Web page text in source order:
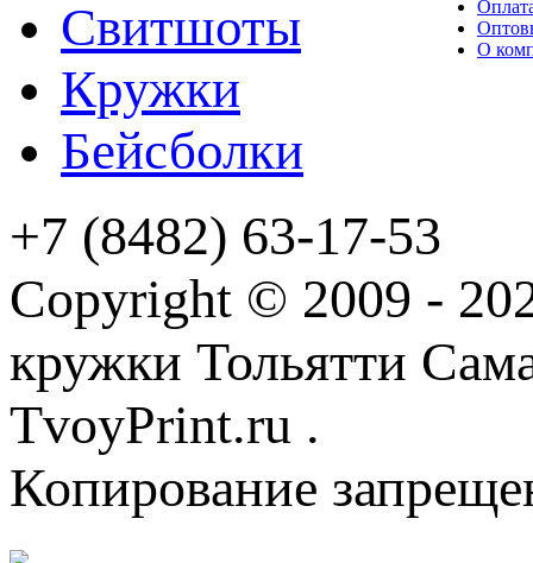
Свитшоты
Кружки
Бейсболки
О
+7 (8482) 63-17-53
Copyright © 2009 -
кружки Тольятти
TvoyPrint.ru .
Копирование